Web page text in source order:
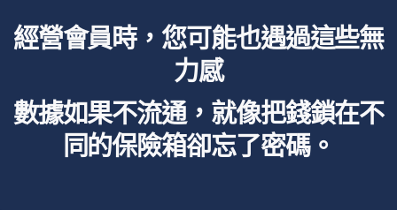
經營會員時，您可能也遇過這些無
力感
數據如果不流通，就像把錢鎖在不
同的保險箱卻忘了密碼。